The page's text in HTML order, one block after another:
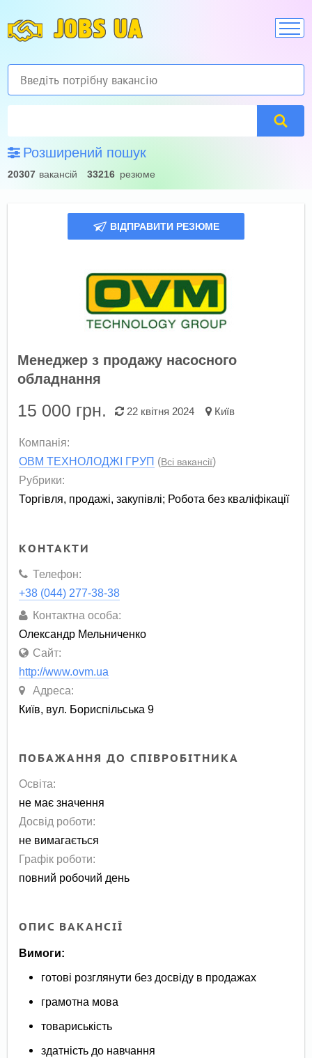
JOBS UA
Розширений пошук
20307 вакансій 33216 резюме
ВІДПРАВИТИ РЕЗЮМЕ
Менеджер з продажу насосного
обладнання
15 000 грн. 22 квітня 2024 Київ
Компанія:
ОВМ ТЕХНОЛОДЖІ ГРУП (Всі вакансії)
Рубрики:
Торгівля, продажі, закупівлі; Робота без кваліфікації
КОНТАКТИ
Телефон:
+38 (044) 277-38-38
Контактна особа:
Олександр Мельниченко
Сайт:
http://www.ovm.ua
Адреса:
Київ, вул. Бориспільська 9
ПОБАЖАННЯ ДО СПІВРОБІТНИКА
Освіта:
не має значення
Досвід роботи:
не вимагається
Графік роботи:
повний робочий день
ОПИС ВАКАНСІЇ
Вимоги:
готові розглянути без досвіду в продажах
грамотна мова
товариськість
здатність до навчання